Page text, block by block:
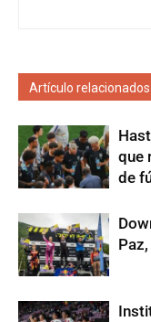
Artículo relacionados
que
de